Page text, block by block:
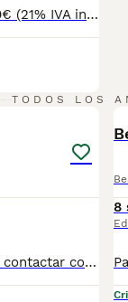
Cachorros de beagle tricolor disponibles. Precio: 1100€ (21% IVA incluido) NO FINANCIAMOS Puedes venir y ver personalmente a los cachorros y a sus padres con cita previa. Atendemos teléfono y WhatsApp: 690 71 43 23 Ven y podrás conocer el entorno en el que crecen y se desarrollan. Ejercemos una cría responsable y ofrecemos un trato serio. Es importante destacar que nosotros criamos mascotas para ser animales de compañía, no ejemplares de cría ni de exposición. Sin embargo, nos imponemos los cánones más estrictos en lo que a condiciones sanitarias y calidad se refiere. Nuestra prioridad es ofrecer cachorros sanos y socializados. También nos gusta poner en valor el tipo de crecimiento y los cuidados que tienen en nuestro Centro y el entorno en el que viven tanto ellos como sus padres. Se entregan con: - Microchip - Pasaporte - Vacunas y desparasitaciones pertinentes a su edad. - Socialización con la manada del Centro, con personas y con otros animales. - Revisiones periódicas veterinarias hasta el momento de su entrega. - Peluquería pre-entrega (lavado, arreglo, corte de uñas, limpieza de zona perianal y vaciado de glándulas anales). Garantías: - Garantía vírica de 14 días. - Garantía congénita de 1 año. Servicios que ofrecemos: - Enseñamos instalaciones, padres y damos la posibilidad de interactuar con los cachorros si su edad lo permite. Será necesario concertar una visita con al menos un día de antelación. - Asesoramiento post-venta. - Clínicas concertadas en distintas ciudades (consultar). - Posibilidad de reserva. Para cachorros nacidos o futuras camadas. - Varios métodos de pago (no financiamos). No dudéis en preguntar lo que necesitéis, os informamos sin compromiso. Atendemos teléfono y WhatsApp: 690 71 43 23 N.Z: 008015
TODOS LOS
Preciosa Beagles. Para cualquier información pueden contactar conmigo en el 632 109 444. Listos para entregar ya.
8